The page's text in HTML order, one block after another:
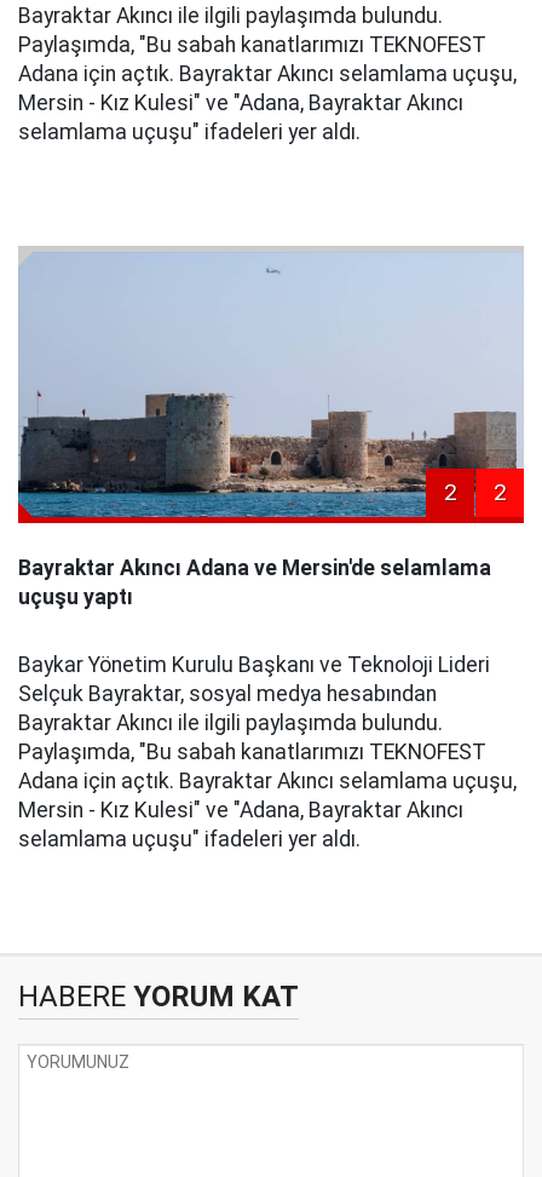
Bayraktar Akıncı ile ilgili paylaşımda bulundu.
Paylaşımda, "Bu sabah kanatlarımızı TEKNOFEST
Adana için açtık. Bayraktar Akıncı selamlama uçuşu,
Mersin - Kız Kulesi" ve "Adana, Bayraktar Akıncı
selamlama uçuşu" ifadeleri yer aldı.
2 2
Bayraktar Akıncı Adana ve Mersin'de selamlama
uçuşu yaptı
Baykar Yönetim Kurulu Başkanı ve Teknoloji Lideri
Selçuk Bayraktar, sosyal medya hesabından
Bayraktar Akıncı ile ilgili paylaşımda bulundu.
Paylaşımda, "Bu sabah kanatlarımızı TEKNOFEST
Adana için açtık. Bayraktar Akıncı selamlama uçuşu,
Mersin - Kız Kulesi" ve "Adana, Bayraktar Akıncı
selamlama uçuşu" ifadeleri yer aldı.
HABERE YORUM KAT